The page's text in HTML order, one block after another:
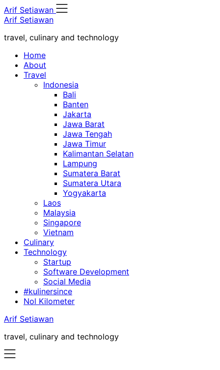
Skip
to
Arif Setiawan
Arif Setiawan
travel, culinary and technology
Home
About
Travel
Indonesia
Bali
Banten
Jakarta
Jawa Barat
Jawa Tengah
Jawa Timur
Kalimantan Selatan
Lampung
Sumatera Barat
Sumatera Utara
Yogyakarta
Laos
Malaysia
Singapore
Vietnam
Culinary
Technology
Startup
Software Development
Social Media
#kulinersince
Nol Kilometer
Arif Setiawan
travel, culinary and technology